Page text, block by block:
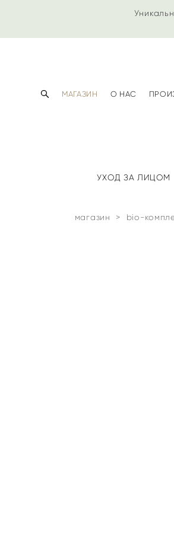
МАГАЗИН О НАС
УХОД ЗА ЛИЦОМ
магазин > bio-